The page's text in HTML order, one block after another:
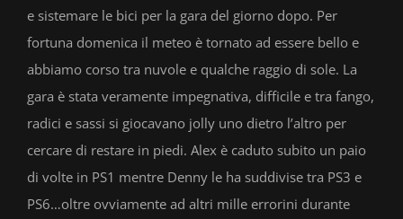
e sistemare le bici per la gara del giorno dopo. Per
fortuna domenica il meteo è tornato ad essere bello e
abbiamo corso tra nuvole e qualche raggio di sole. La
gara è stata veramente impegnativa, difficile e tra fango,
radici e sassi si giocavano jolly uno dietro l’altro per
cercare di restare in piedi. Alex è caduto subito un paio
di volte in PS1 mentre Denny le ha suddivise tra PS3 e
PS6…oltre ovviamente ad altri mille errorini durante